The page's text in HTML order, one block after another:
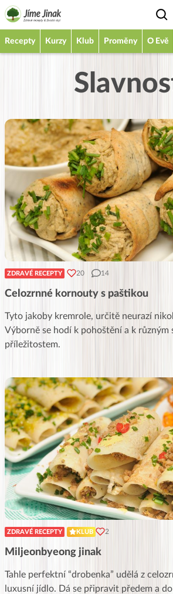
Recepty Kurzy Klub Proměny O Evě
ZDRAVÉ RECEPTY 20 14
Celozrnné kornouty s paštikou
Tyto jakoby kremrole, určitě neurazí
Výborně se hodí k pohoštění a k různým
příležitostem.
ZDRAVÉ RECEPTY KLUB 2
Miljeonbyeong jinak
Tahle perfektní “drobenka” udělá z
luxusní jídlo. Dá se připravit předem a